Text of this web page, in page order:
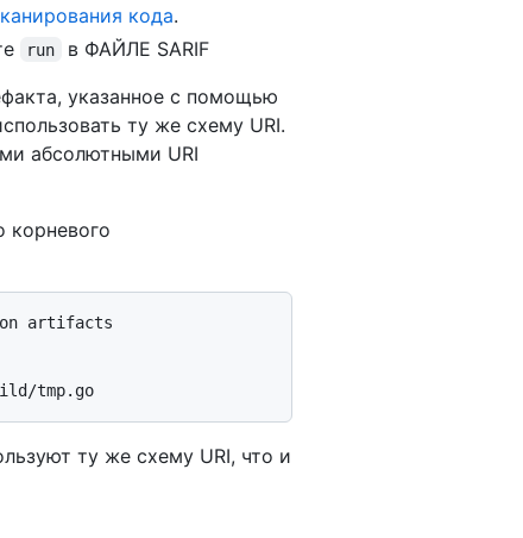
кода.
run
в ФАЙЛЕ SARIF
указанное с помощью
ту же схему URI.
абсолютными URI
корневого
artifacts
ту же схему URI, что и